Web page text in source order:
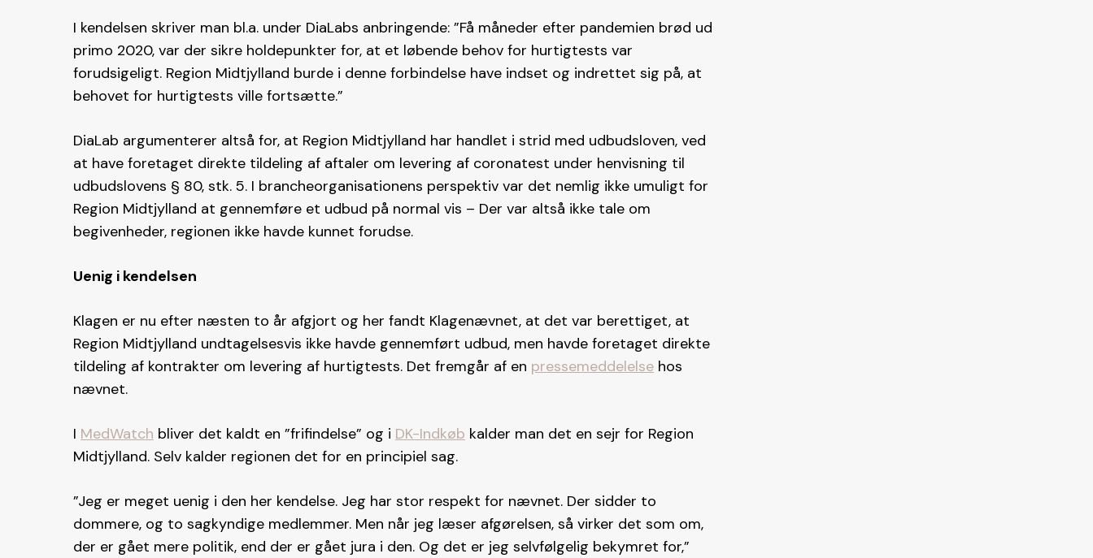
I kendelsen skriver man bl.a. under DiaLabs anbringende: ”Få måneder efter pandemien brød ud
primo 2020, var der sikre holdepunkter for, at et løbende behov for hurtigtests var
forudsigeligt. Region Midtjylland burde i denne forbindelse have indset og indrettet sig på, at
behovet for hurtigtests ville fortsætte.”
DiaLab argumenterer altså for, at Region Midtjylland har handlet i strid med udbudsloven, ved
at have foretaget direkte tildeling af aftaler om levering af coronatest under henvisning til
udbudslovens § 80, stk. 5. I brancheorganisationens perspektiv var det nemlig ikke umuligt for
Region Midtjylland at gennemføre et udbud på normal vis – Der var altså ikke tale om
begivenheder, regionen ikke havde kunnet forudse.
Uenig i kendelsen
Klagen er nu efter næsten to år afgjort og her fandt Klagenævnet, at det var berettiget, at
Region Midtjylland undtagelsesvis ikke havde gennemført udbud, men havde foretaget direkte
tildeling af kontrakter om levering af hurtigtests. Det fremgår af en pressemeddelelse hos
nævnet.
I MedWatch bliver det kaldt en ”frifindelse” og i DK-Indkøb kalder man det en sejr for Region
Midtjylland. Selv kalder regionen det for en principiel sag.
”Jeg er meget uenig i den her kendelse. Jeg har stor respekt for nævnet. Der sidder to
dommere, og to sagkyndige medlemmer. Men når jeg læser afgørelsen, så virker det som om,
der er gået mere politik, end der er gået jura i den. Og det er jeg selvfølgelig bekymret for,”